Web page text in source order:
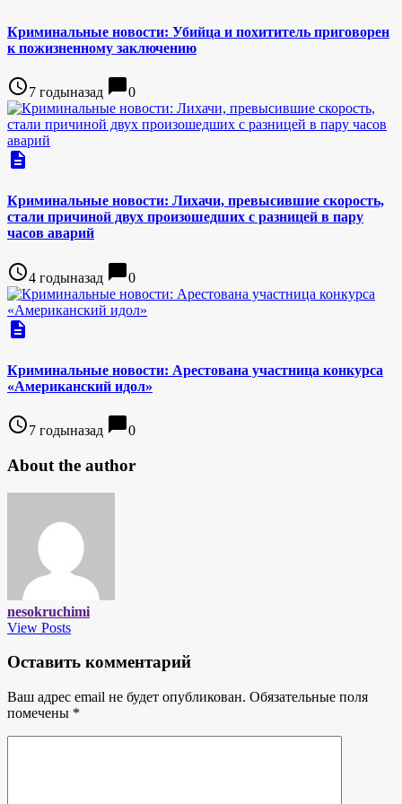
Криминальные новости: Убийца и похититель приговорен
к пожизненному заключению
access_time7 годыназад chat_bubble0
description
Криминальные новости: Лихачи, превысившие скорость,
стали причиной двух произошедших с разницей в пару
часов аварий
access_time4 годыназад chat_bubble0
description
Криминальные новости: Арестована участница конкурса
«Американский идол»
access_time7 годыназад chat_bubble0
About the author
nesokruchimi
View Posts
Оставить комментарий
Ваш адрес email не будет опубликован. Обязательные поля
помечены *